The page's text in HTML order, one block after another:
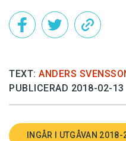
TEXT: ANDERS
PUBLICERAD 2018-02-13
INGÅR I UTGÅVAN 2018-